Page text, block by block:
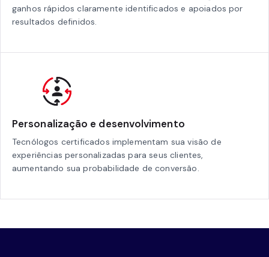
ganhos rápidos claramente identificados e apoiados por
resultados definidos.
Personalização e desenvolvimento
Tecnólogos certificados implementam sua visão de
experiências personalizadas para seus clientes,
aumentando sua probabilidade de conversão.